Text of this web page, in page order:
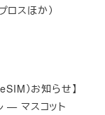
ロスほか）
）お知らせ】
— マスコット